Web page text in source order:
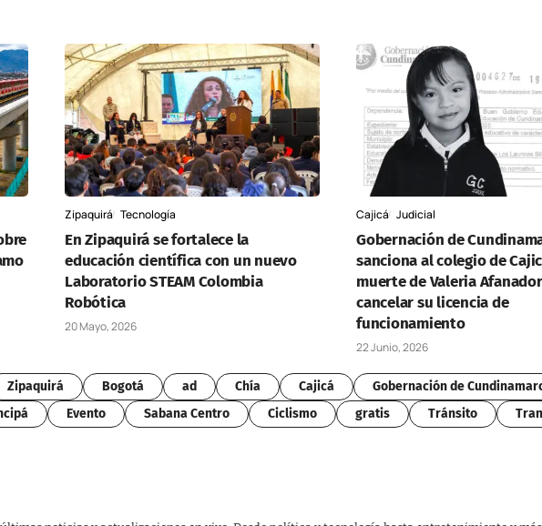
Zipaquirá Tecnología
En Zipaquirá se fortalece la
educación científica con un nuevo
Laboratorio STEAM Colombia
Robótica
20 Mayo, 2026
Cajicá Judicial
Gobernación de
sanciona al colegio de
muerte de Valeria
cancelar su licencia de
funcionamiento
22 Junio, 2026
Zipaquirá Bogotá ad Chía Cajicá
Gobernación de
Evento Sabana Centro Ciclismo gratis Tránsito